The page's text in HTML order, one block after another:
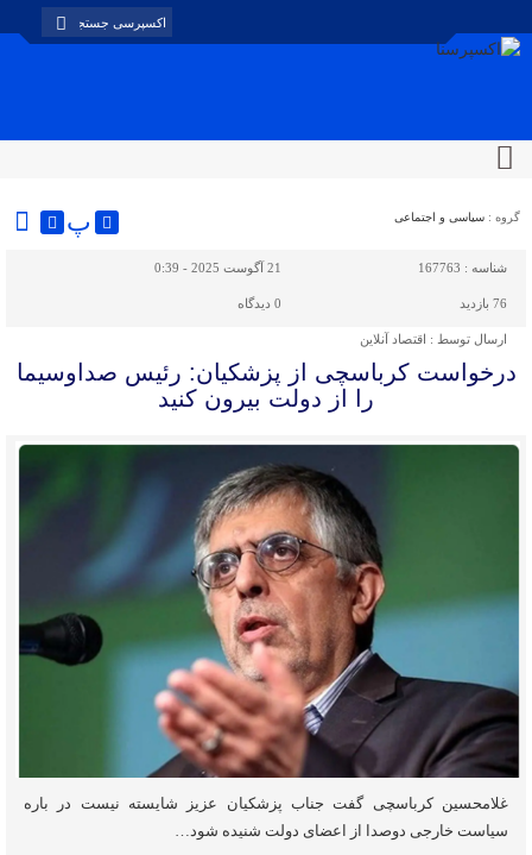
گروه : سیاسی و اجتماعی پ
شناسه : 167763 21 آگوست 2025 - 0:39
76 بازدید 0 دیدگاه
ارسال توسط : اقتصاد آنلاین
درخواست کرباسچی از پزشکیان: ‎رئیس صداوسیما
را از دولت بیرون کنید
غلامحسین کرباسچی گفت جناب ‎پزشکیان عزیز شایسته نیست در باره
سیاست خارجی دوصدا از اعضای دولت شنیده شود…